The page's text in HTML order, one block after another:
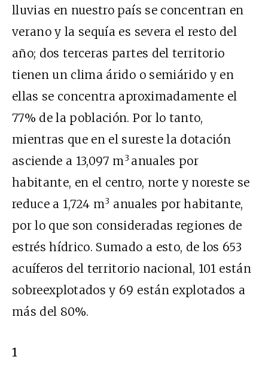
lluvias en nuestro país se concentran en
verano y la sequía es severa el resto del
año; dos terceras partes del territorio
tienen un clima árido o semiárido y en
ellas se concentra aproximadamente el
77% de la población. Por lo tanto,
mientras que en el sureste la dotación
asciende a 13,097 m3 anuales por
habitante, en el centro, norte y noreste se
reduce a 1,724 m3 anuales por habitante,
por lo que son consideradas regiones de
estrés hídrico. Sumado a esto, de los 653
acuíferos del territorio nacional, 101 están
sobreexplotados y 69 están explotados a
más del 80%.
1